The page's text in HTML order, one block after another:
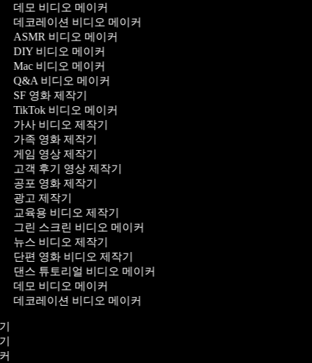
데모 비디오 메이커
데코레이션 비디오 메이커
ASMR 비디오 메이커
DIY 비디오 메이커
Mac 비디오 메이커
Q&A 비디오 메이커
SF 영화 제작기
TikTok 비디오 메이커
가사 비디오 제작기
가족 영화 제작기
게임 영상 제작기
고객 후기 영상 제작기
공포 영화 제작기
광고 제작기
교육용 비디오 제작기
그린 스크린 비디오 메이커
뉴스 비디오 제작기
단편 영화 비디오 제작기
댄스 튜토리얼 비디오 메이커
데모 비디오 메이커
데코레이션 비디오 메이커